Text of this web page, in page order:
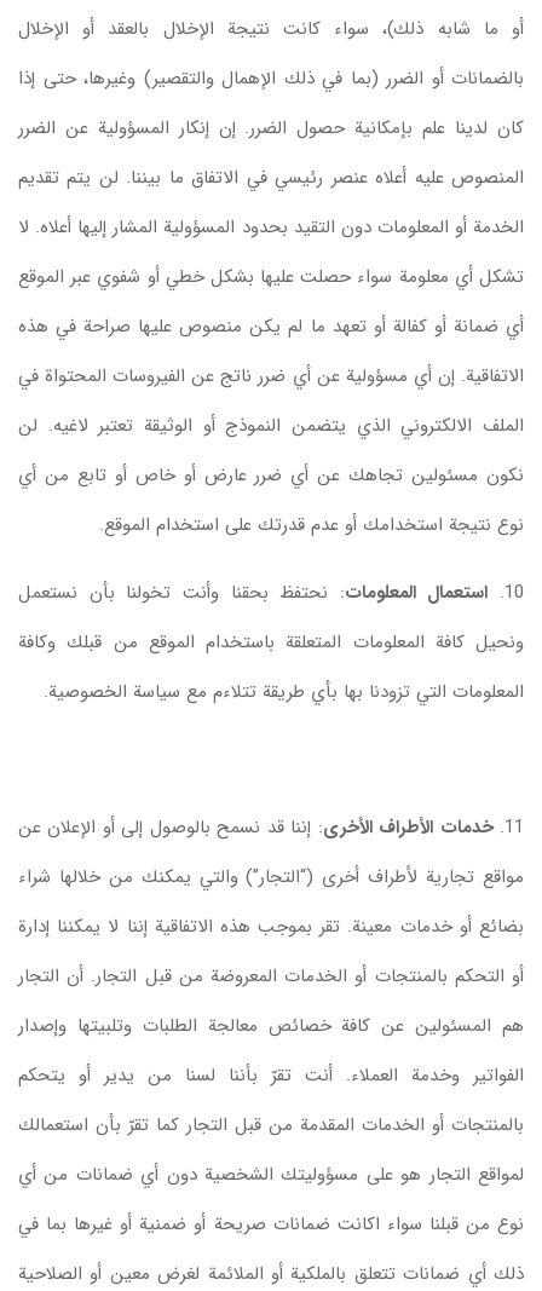
أو ما شابه ذلك)، سواء كانت نتيجة الإخلال بالعقد أو الإخلال
بالضمانات أو الضرر (بما في ذلك الإهمال والتقصير) وغيرها، حتى إذا
كان لدينا علم بإمكانية حصول الضرر. إن إنكار المسؤولية عن الضرر
المنصوص عليه أعلاه عنصر رئيسي في الاتفاق ما بيننا. لن يتم تقديم
الخدمة أو المعلومات دون التقيد بحدود المسؤولية المشار إليها أعلاه. لا
تشكل أي معلومة سواء حصلت عليها بشكل خطي أو شفوي عبر الموقع
أي ضمانة أو كفالة أو تعهد ما لم يكن منصوص عليها صراحة في هذه
الاتفاقية. إن أي مسؤولية عن أي ضرر ناتج عن الفيروسات المحتواة في
الملف الالكتروني الذي يتضمن النموذج أو الوثيقة تعتبر لاغيه. لن
نكون مسئولين تجاهك عن أي ضرر عارض أو خاص أو تابع من أي
نوع نتيجة استخدامك أو عدم قدرتك على استخدام الموقع.
10. استعمال المعلومات: نحتفظ بحقنا وأنت تخولنا بأن نستعمل
ونحيل كافة المعلومات المتعلقة باستخدام الموقع من قبلك وكافة
المعلومات التي تزودنا بها بأي طريقة تتلاءم مع سياسة الخصوصية.
11. خدمات الأطراف الأخرى: إننا قد نسمح بالوصول إلى أو الإعلان عن
مواقع تجارية لأطراف أخرى (“التجار”) والتي يمكنك من خلالها شراء
بضائع أو خدمات معينة. تقر بموجب هذه الاتفاقية إننا لا يمكننا إدارة
أو التحكم بالمنتجات أو الخدمات المعروضة من قبل التجار. أن التجار
هم المسئولين عن كافة خصائص معالجة الطلبات وتلبيتها وإصدار
الفواتير وخدمة العملاء. أنت تقرّ بأننا لسنا من يدير أو يتحكم
بالمنتجات أو الخدمات المقدمة من قبل التجار كما تقرّ بأن استعمالك
لمواقع التجار هو على مسؤوليتك الشخصية دون أي ضمانات من أي
نوع من قبلنا سواء اكانت ضمانات صريحة أو ضمنية أو غيرها بما في
ذلك أي ضمانات تتعلق بالملكية أو الملائمة لغرض معين أو الصلاحية